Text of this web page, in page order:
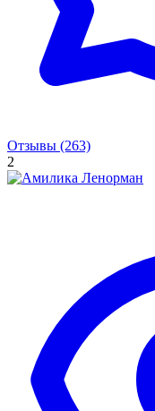
Отзывы (263)
2